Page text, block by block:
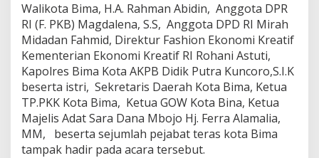
Walikota Bima, H.A. Rahman Abidin, Anggota DPR
RI (F. PKB) Magdalena, S.S, Anggota DPD RI Mirah
Midadan Fahmid, Direktur Fashion Ekonomi Kreatif
Kementerian Ekonomi Kreatif RI Rohani Astuti,
Kapolres Bima Kota AKPB Didik Putra Kuncoro,S.I.K
beserta istri, Sekretaris Daerah Kota Bima, Ketua
TP.PKK Kota Bima, Ketua GOW Kota Bina, Ketua
Majelis Adat Sara Dana Mbojo Hj. Ferra Alamalia,
MM, beserta sejumlah pejabat teras kota Bima
tampak hadir pada acara tersebut.